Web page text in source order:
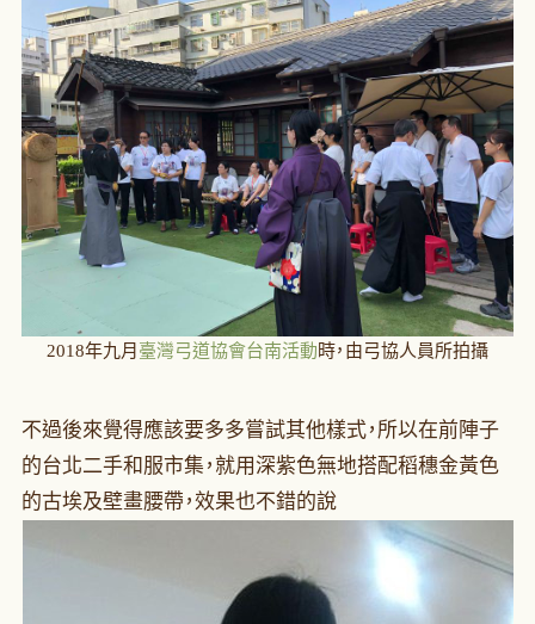
2018年九月 臺灣弓道協會台南活動時，由弓協人員所拍攝
不過後來覺得應該要多多嘗試其他樣式，所以在前陣子
的台北二手和服市集，就用深紫色無地搭配稻穗金黃色
的古埃及壁畫腰帶，效果也不錯的說